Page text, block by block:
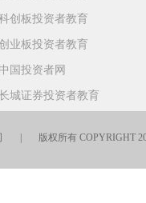
创板投资者教育
业板投资者教育
中国投资者网
城证券投资者教育
| 版权所有 COPYRIGHT